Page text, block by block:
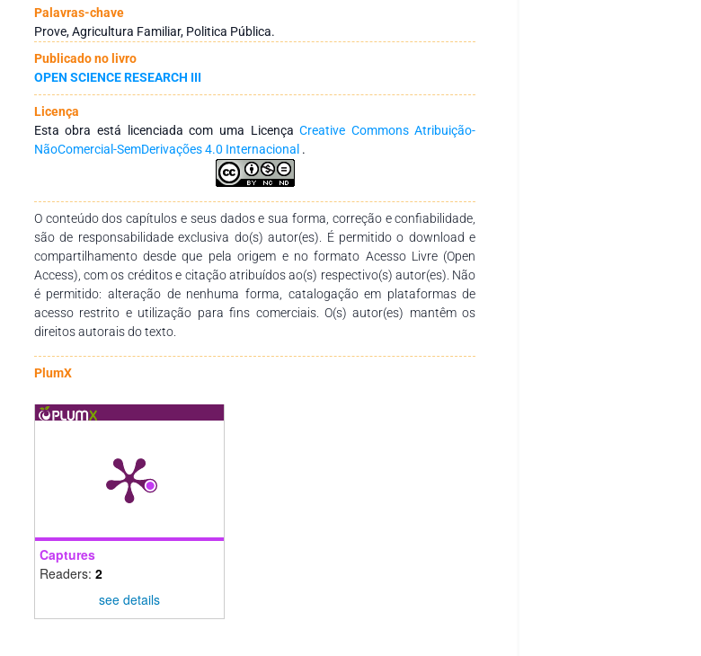
atividade e, por fim, apresentar o caso do Programa de Verticalização da
Produção Agropecuária do Estado de Rondônia, denominado de PROVE-RO. O
estudo demonstrou que o programa de apoio a agroindustrialização do estado
de Rondônia, apresentado com foco econômico com vistas a estimular a
geração de emprego e renda, o aquecimento da economia local e a criação e
instalação de Unidades Familiares de Processamento Agroindustrial - UFPA,
possuía em 2018 cerca de 480 unidades de processamento registradas, com
destaque para as agroindústrias de processamento de leite e derivados, polpas
de frutas e de derivados da mandioca. As ações do Estados também são
destinadas ao auxílio na comercialização, nas chamadas cadeias curtas de
Palavras-chave
Prove, Agricultura Familiar, Politica Pública.
Publicado no livro
OPEN SCIENCE RESEARCH III
Licença
Esta obra está licenciada com uma LicençaCreative Commons Atribuição-
NãoComercial-SemDerivações 4.0 Internacional .
O conteúdo dos capítulos e seus dados e sua forma, correção e confiabilidade,
são de responsabilidade exclusiva do(s) autor(es). É permitido o download e
compartilhamento desde que pela origem e no formato Acesso Livre (Open
Access), com os créditos e citação atribuídos ao(s) respectivo(s) autor(es). Não
é permitido: alteração de nenhuma forma, catalogação em plataformas de
acesso restrito e utilização para fins comerciais. O(s) autor(es) mantêm os
direitos autorais do texto.
PlumX
Captures
Readers: 2
see details